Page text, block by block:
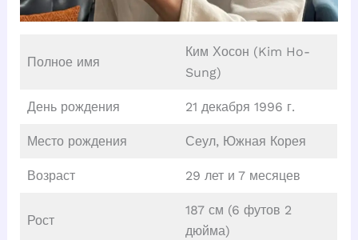
Полное имя
Ким Хосон (Kim Ho-
Sung)
День рождения 21 декабря 1996 г.
Место рождения Сеул, Южная Корея
Возраст 29 лет и 7 месяцев
Рост
187 см (6 футов 2
дюйма)